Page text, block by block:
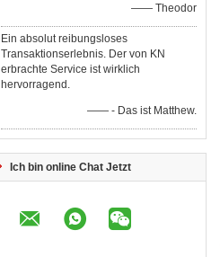
—— Theodor
Ein absolut reibungsloses
Transaktionserlebnis. Der von KN
erbrachte Service ist wirklich
hervorragend.
—— - Das ist Matthew.
Ich bin online Chat Jetzt